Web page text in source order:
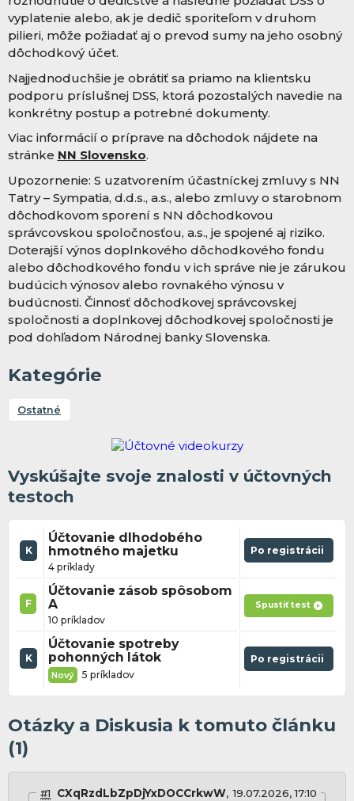
vyplatenie alebo, ak je dedič sporiteľom v druhom
pilieri, môže požiadať aj o prevod sumy na jeho osobný
dôchodkový účet.
Najjednoduchšie je obrátiť sa priamo na klientsku
podporu príslušnej DSS, ktorá pozostalých navedie na
konkrétny postup a potrebné dokumenty.
Viac informácií o príprave na dôchodok nájdete na
stránke NN Slovensko.
Upozornenie: S uzatvorením účastníckej zmluvy s NN
Tatry – Sympatia, d.d.s., a.s., alebo zmluvy o starobnom
dôchodkovom sporení s NN dôchodkovou
správcovskou spoločnosťou, a.s., je spojené aj riziko.
Doterajší výnos doplnkového dôchodkového fondu
alebo dôchodkového fondu v ich správe nie je zárukou
budúcich výnosov alebo rovnakého výnosu v
budúcnosti. Činnosť dôchodkovej správcovskej
spoločnosti a doplnkovej dôchodkovej spoločnosti je
pod dohľadom Národnej banky Slovenska.
Kategórie
Ostatné
Vyskúšajte svoje znalosti v účtovných
testoch
K
Účtovanie dlhodobého
hmotného majetku
4 príklady
Po registrácii
F
Účtovanie zásob spôsobom
A
10 príkladov
Spustiť test
K
Účtovanie spotreby
pohonných látok
Nový 5 príkladov
Po registrácii
Otázky a Diskusia k tomuto článku
(1)
#1 CXqRzdLbZpDjYxDOCCrkwW 19.07.2026, 17:10